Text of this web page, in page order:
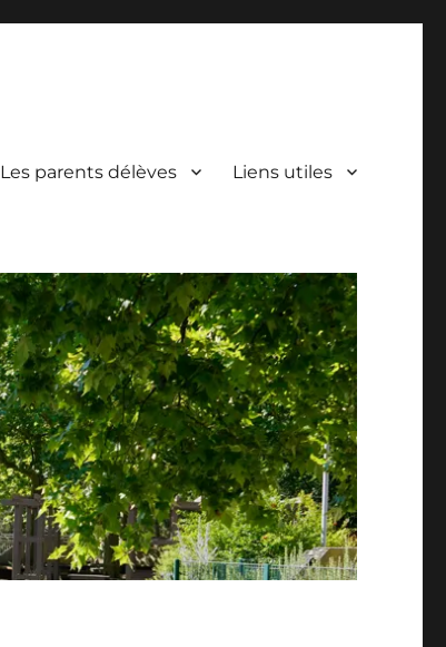
Les parents délèves Liens utiles